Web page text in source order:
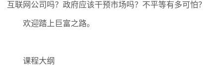
互联网公司吗？政府应该干预市场吗？不平等有多可怕？
欢迎踏上巨富之路。
课程大纲